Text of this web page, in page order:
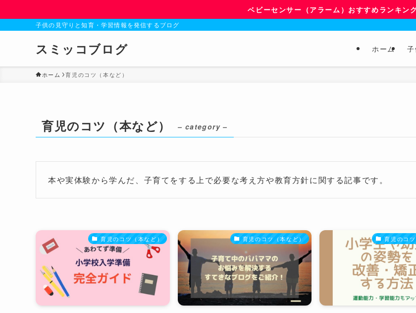
ベビーセンサー（アラーム）おすすめランキン
子供の見守りと知育・学習情報を発信するブログ
スミッコブログ ホーム
ホーム 育児のコツ（本など）
育児のコツ（本など） – category –
本や実体験から学んだ、子育てをする上で必要な考え方や教育方針に関する記事です。
育児のコツ（本など） 育児のコツ（本など） 育児のコ